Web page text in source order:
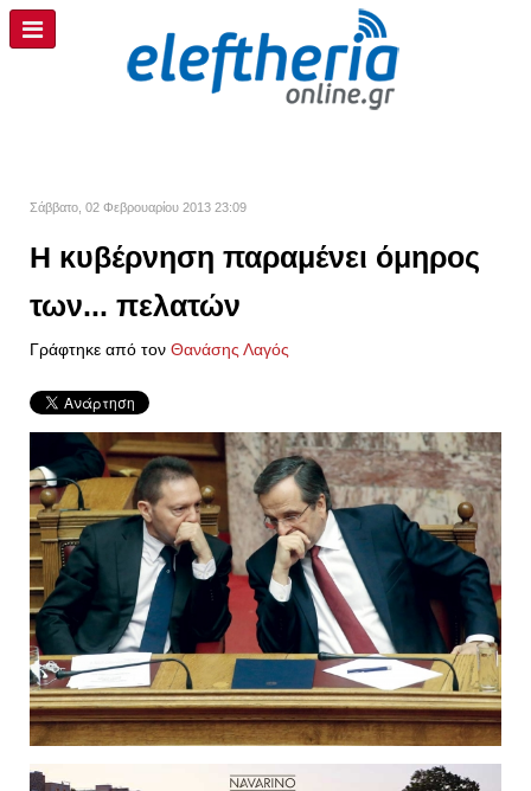
Σάββατο, 02 Φεβρουαρίου 2013 23:09
Η κυβέρνηση παραμένει όμηρος
των... πελατών
Γράφτηκε από τον Θανάσης Λαγός